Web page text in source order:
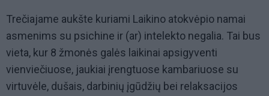
Trečiajame aukšte kuriami Laikino atokvėpio namai
asmenims su psichine ir (ar) intelekto negalia. Tai bus
vieta, kur 8 žmonės galės laikinai apsigyventi
vienviečiuose, jaukiai įrengtuose kambariuose su
virtuvėle, dušais, darbinių įgūdžių bei relaksacijos